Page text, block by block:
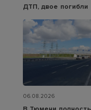
ДТП, двое погибли
06.08.2026